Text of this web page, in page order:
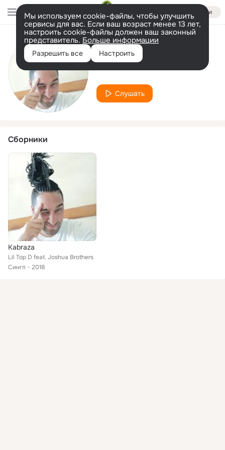
Войти
Мы используем cookie-файлы, чтобы улучшить
сервисы для вас. Если ваш возраст менее 13 лет,
настроить cookie-файлы должен ваш законный
представитель. Больше информации
Разрешить все Настроить
Исполнитель
Joshua Brothers
Слушать
Сборники
Kabraza
Lil Top D feat. Joshua Brothers
Сингл
2018